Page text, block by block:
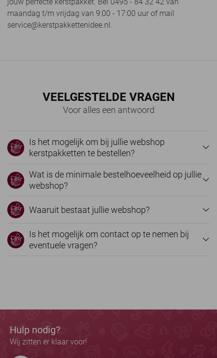
maandag t/m vrijdag van 9:00 - 17:00 uur of mail
service@kerstpakkettenidee.nl.
VEELGESTELDE VRAGEN
Voor alles een antwoord
Is het mogelijk om bij jullie webshop
kerstpakketten te bestellen?
Wat is de minimale bestelhoeveelheid op jullie
webshop?
Waaruit bestaat jullie webshop?
Is het mogelijk om contact op te nemen bij
eventuele vragen?
Hulp nodig?
Wij zitten er klaar voor!